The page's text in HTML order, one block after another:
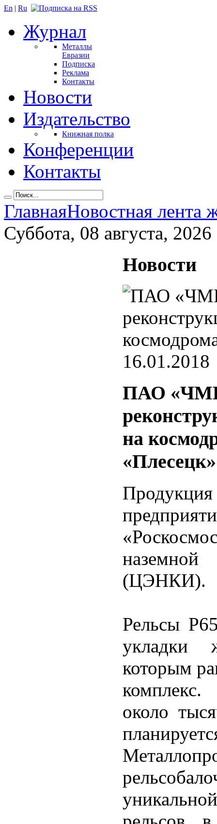
En | Ru
Журнал
Металлы
Евразии
Подписка
Реклама
Контакты
Новости
Издательство
Книжная полка
Конференции
Контакты
ГлавнаяНовостная лента
Суббота, 08 августа, 2026
Новости
16.01.2018
ПАО
на
«Плесецк»
наземной
(ЦЭНКИ).
Рельсы
укладки
которым
около